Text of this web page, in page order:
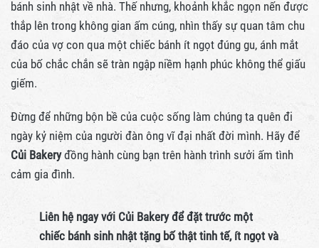
bánh sinh nhật về nhà. Thế nhưng, khoảnh khắc ngọn nến được
thắp lên trong không gian ấm cúng, nhìn thấy sự quan tâm chu
đáo của vợ con qua một chiếc bánh ít ngọt đúng gu, ánh mắt
của bố chắc chắn sẽ tràn ngập niềm hạnh phúc không thể giấu
giếm.
Đừng để những bộn bề của cuộc sống làm chúng ta quên đi
ngày kỷ niệm của người đàn ông vĩ đại nhất đời mình. Hãy để
Củi Bakeryđồng hành cùng bạn trên hành trình sưởi ấm tình
cảm gia đình.
Liên hệ ngay với Củi Bakery để đặt trước một
chiếc bánh sinh nhật tặng bố thật tinh tế, ít ngọt và